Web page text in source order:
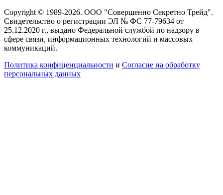
Copyright © 1989-2026. ООО "Совершенно Секретно Трейд".
Свидетельство о регистрации ЭЛ № ФС 77-79634 от
25.12.2020 г., выдано Федеральной службой по надзору в
сфере связи, информационных технологий и массовых
коммуникаций.
Политика конфиценциальности и Согласие на обработку
персональных данных